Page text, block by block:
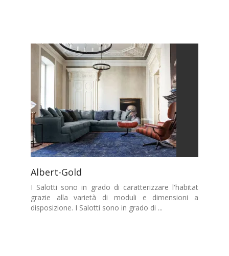
Albert-Gold
I Salotti sono in grado di caratterizzare l'habitat
grazie alla varietà di moduli e dimensioni a
disposizione. I Salotti sono in grado di ...